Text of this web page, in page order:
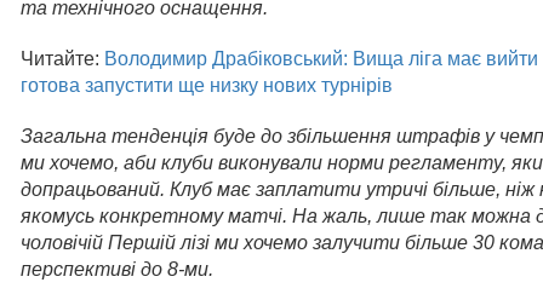
та технічного оснащення.
Читайте: Володимир Драбіковський: Вища ліга має
готова запустити ще низку нових турнірів
Загальна тенденція буде до збільшення штрафів у
ми хочемо, аби клуби виконували норми регламенту,
допрацьований. Клуб має заплатити утричі більше,
якомусь конкретному матчі. На жаль, лише так можна
чоловічій Першій лізі ми хочемо залучити більше 30
перспективі до 8-ми.